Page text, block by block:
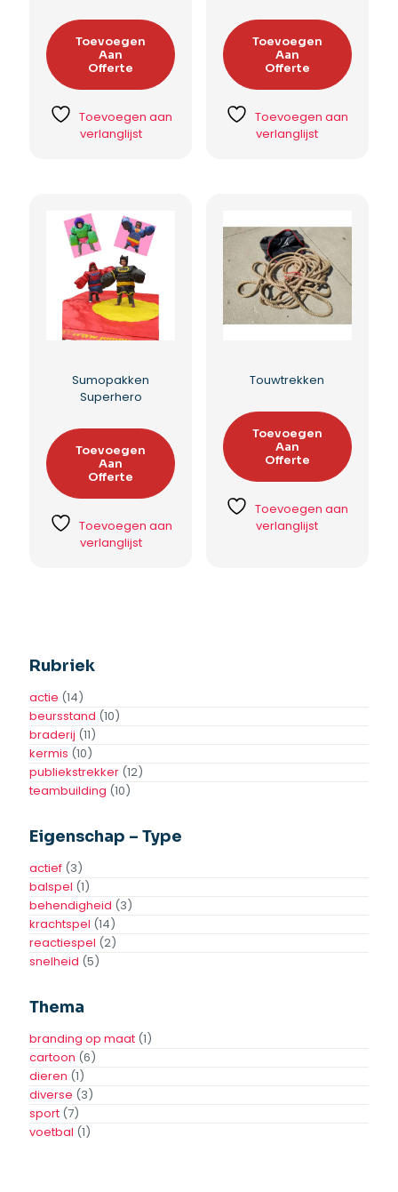
Toevoegen
Aan
Offerte
Toevoegen aan
verlanglijst
Toevoegen
Aan
Offerte
Toevoegen aan
verlanglijst
Sumopakken
Superhero
Toevoegen
Aan
Offerte
Toevoegen aan
verlanglijst
Touwtrekken
Toevoegen
Aan
Offerte
Toevoegen aan
verlanglijst
Rubriek
actie (14)
beursstand (10)
braderij (11)
kermis (10)
publiekstrekker (12)
teambuilding (10)
Eigenschap – Type
actief (3)
balspel (1)
behendigheid (3)
krachtspel (14)
reactiespel (2)
snelheid (5)
Thema
branding op maat (1)
cartoon (6)
dieren (1)
diverse (3)
sport (7)
voetbal (1)